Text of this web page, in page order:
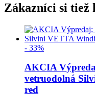
Zákazníci si tiež
- 33%
AKCIA
vetruodolná
red